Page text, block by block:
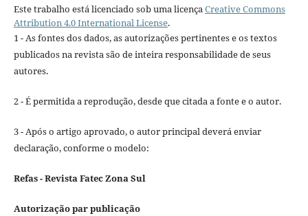
Este trabalho está licenciado sob uma licença Creative Commons
Attribution 4.0 International License.
1 - As fontes dos dados, as autorizações pertinentes e os textos
publicados na revista são de inteira responsabilidade de seus
autores.
2 - É permitida a reprodução, desde que citada a fonte e o autor.
3 - Após o artigo aprovado, o autor principal deverá enviar
declaração, conforme o modelo:
Refas - Revista Fatec Zona Sul
Autorização par publicação